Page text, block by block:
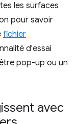
les surfaces
pour savoir
fichier
d'essai
pop-up ou un
avec